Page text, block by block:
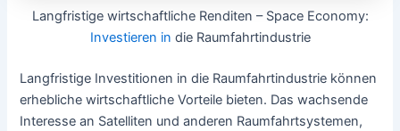
Langfristige wirtschaftliche Renditen – Space Economy:
Investieren in die Raumfahrtindustrie
Langfristige Investitionen in die Raumfahrtindustrie können
erhebliche wirtschaftliche Vorteile bieten. Das wachsende
Interesse an Satelliten und anderen Raumfahrtsystemen,